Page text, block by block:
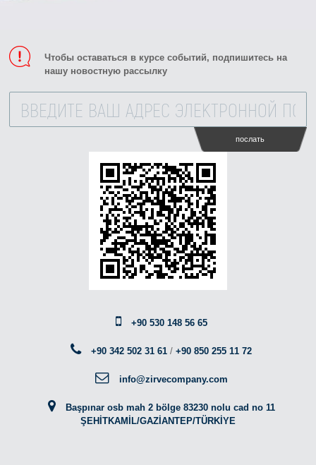
Чтобы оставаться в курсе событий, подпишитесь на
нашу новостную рассылку
послать
+90 530 148 56 65
+90 342 502 31 61 /+90 850 255 11 72
info@zirvecompany.com
Başpınar osb mah 2 bölge 83230 nolu cad no 11
ŞEHİTKAMİL/GAZİANTEP/TÜRKİYE